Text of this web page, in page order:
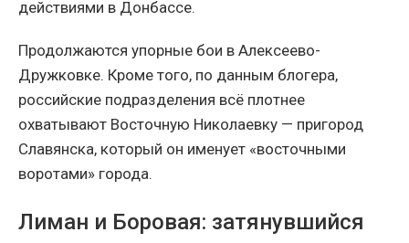
действиями в Донбассе.
Продолжаются упорные бои в Алексеево-
Дружковке. Кроме того, по данным блогера,
российские подразделения всё плотнее
охватывают Восточную Николаевку — пригород
Славянска, который он именует «восточными
воротами» города.
Лиман и Боровая: затянувшийся